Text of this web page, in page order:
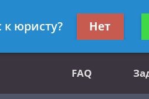
Получите
FAQ
к юристу? Нет